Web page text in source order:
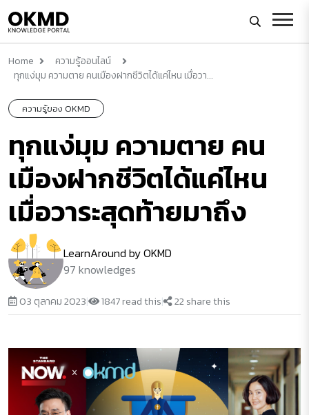
Home
ความรู้ออนไลน์
ทุกแง่มุม ความตาย คนเมืองฝากชีวิตได้แค่ไหน เมื่อวา...
ความรู้ของ OKMD
ทุกแง่มุม ความตาย คน
เมืองฝากชีวิตได้แค่ไหน
เมื่อวาระสุดท้ายมาถึง
LearnAround by OKMD
97 knowledges
03 ตุลาคม 2023| 1847 read this| 22 share this